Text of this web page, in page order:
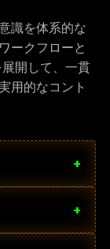
識を体系的な
ークフローと
開して、一貫
用的なコント
+
+